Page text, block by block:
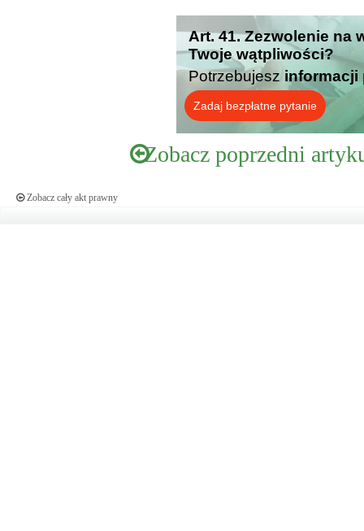
Art. 41. Zezwolenie na
Twoje wątpliwości?
Potrzebujesz informacji
Zadaj bezpłatne pytanie
Zobacz poprzedni
Zobacz cały akt prawny